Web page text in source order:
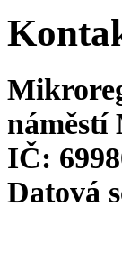
náměstí
IČ:
Datová